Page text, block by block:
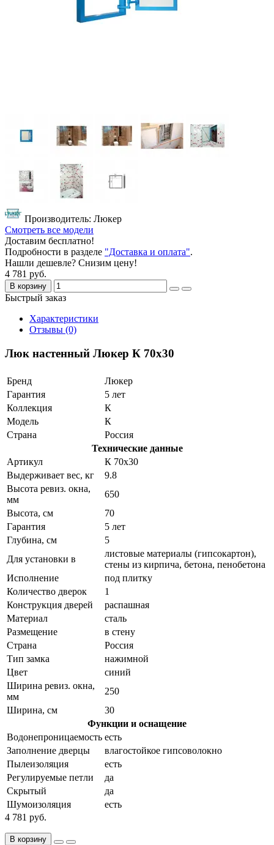
Производитель: Люкер
Смотреть все модели
Доставим бесплатно!
Подробности в разделе "Доставка и оплата".
Нашли дешевле? Снизим цену!
4 781 руб.
В корзину
Быстрый заказ
Характеристики
Отзывы (0)
Люк настенный Люкер К 70x30
Бренд
Люкер
Гарантия
5 лет
Коллекция
К
Модель
К
Страна
Россия
Технические данные
Артикул
К 70x30
Выдерживает вес, кг
9.8
Высота ревиз. окна,
мм
650
Высота, см
70
Гарантия
5 лет
Глубина, см
5
Для установки в
листовые материалы (гипсокартон),
стены из кирпича, бетона, пенобетона
Исполнение
под плитку
Количество дверок
1
Конструкция дверей
распашная
Материал
сталь
Размещение
в стену
Страна
Россия
Тип замка
нажимной
Цвет
синий
Ширина ревиз. окна,
мм
250
Ширина, см
30
Функции и оснащение
Водонепроницаемость есть
Заполнение дверцы
влагостойкое гипсоволокно
Пылеизоляция
есть
Регулируемые петли
да
Скрытый
да
Шумоизоляция
есть
4 781 руб.
В корзину